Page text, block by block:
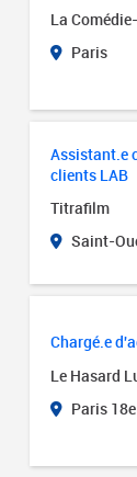
La
Paris
Assistant.e
clients LAB
Titrafilm
Saint-
Chargé.e
Le Hasard
Paris 18e